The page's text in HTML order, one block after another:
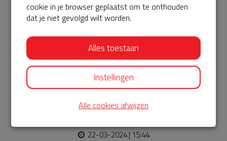
€ 75
Anoniem
22-03-2024 | 16:31
Belangrijk dat we een AED in de buurt kunnen blijven
behouden.
€ 25
22-03-2024 | 15:44
cookie in je browser geplaatst om te onthouden
dat je niet gevolgd wilt worden.
Alles toestaan
Instellingen
Alle cookies afwijzen